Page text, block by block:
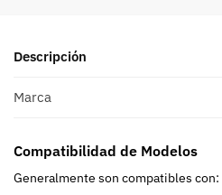
Descripción
Marca
Compatibilidad de Modelos
Generalmente son compatibles con: